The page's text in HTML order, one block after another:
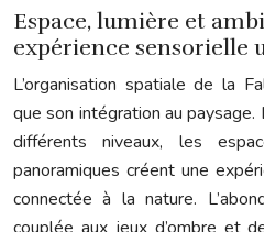
Espace, lumière et
expérience sensorielle
L’organisation spatiale de la
que son intégration au
différents niveaux, les
panoramiques créent une
connectée à la nature.